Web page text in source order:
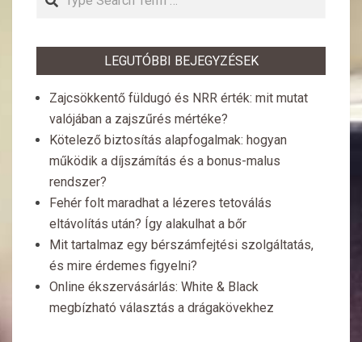
LEGUTÓBBI BEJEGYZÉSEK
Zajcsökkentő füldugó és NRR érték: mit mutat
valójában a zajszűrés mértéke?
Kötelező biztosítás alapfogalmak: hogyan
működik a díjszámítás és a bonus-malus
rendszer?
Fehér folt maradhat a lézeres tetoválás
eltávolítás után? Így alakulhat a bőr
Mit tartalmaz egy bérszámfejtési szolgáltatás,
és mire érdemes figyelni?
Online ékszervásárlás: White & Black
megbízható választás a drágakövekhez